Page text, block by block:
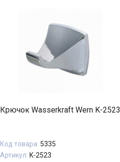
Крючок Wasserkraft Wern K-2523
Код товара: 5335
Артикул: K-2523